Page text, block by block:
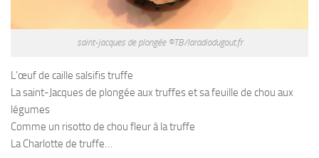
saint-jacques de plongée ©TB/laradiodugout.fr
L’œuf de caille salsifis truffe
La saint-Jacques de plongée aux truffes et sa feuille de chou aux
légumes
Comme un risotto de chou fleur à la truffe
La Charlotte de truffe…